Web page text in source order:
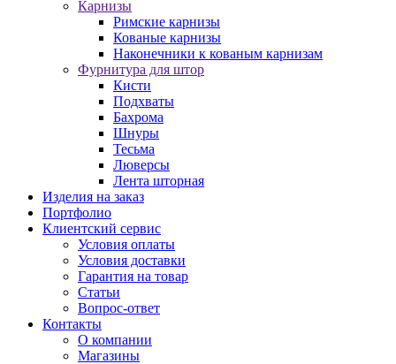
Карнизы
Римские карнизы
Кованые карнизы
Наконечники к кованым карнизам
Фурнитура для штор
Кисти
Подхваты
Бахрома
Шнуры
Тесьма
Люверсы
Лента шторная
Изделия на заказ
Портфолио
Клиентский сервис
Условия оплаты
Условия доставки
Гарантия на товар
Статьи
Вопрос-ответ
Контакты
О компании
Магазины